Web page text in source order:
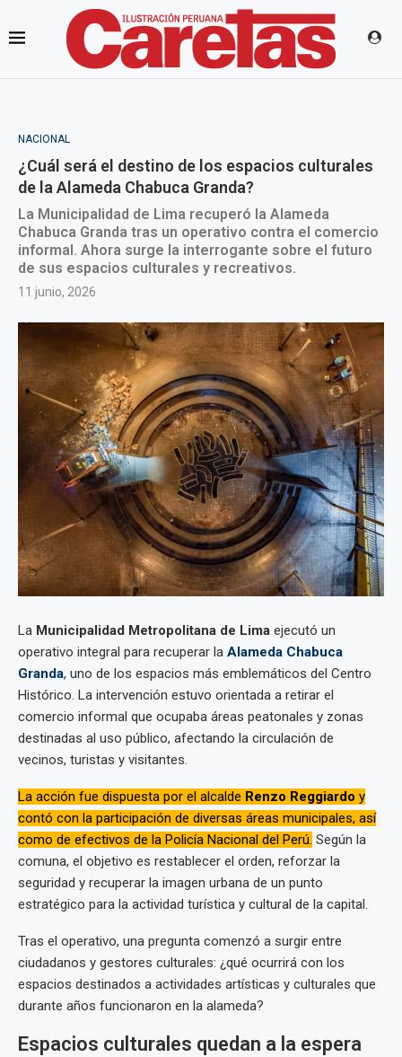
NACIONAL
¿Cuál será el destino de los espacios culturales
de la Alameda Chabuca Granda?
La Municipalidad de Lima recuperó la Alameda
Chabuca Granda tras un operativo contra el comercio
informal. Ahora surge la interrogante sobre el futuro
de sus espacios culturales y recreativos.
11 junio, 2026
La Municipalidad Metropolitana de Lima ejecutó un
operativo integral para recuperar la Alameda Chabuca
Granda, uno de los espacios más emblemáticos del Centro
Histórico. La intervención estuvo orientada a retirar el
comercio informal que ocupaba áreas peatonales y zonas
destinadas al uso público, afectando la circulación de
vecinos, turistas y visitantes.
La acción fue dispuesta por el alcalde Renzo Reggiardo y
contó con la participación de diversas áreas municipales, así
como de efectivos de la Policía Nacional del Perú. Según la
comuna, el objetivo es restablecer el orden, reforzar la
seguridad y recuperar la imagen urbana de un punto
estratégico para la actividad turística y cultural de la capital.
Tras el operativo, una pregunta comenzó a surgir entre
ciudadanos y gestores culturales: ¿qué ocurrirá con los
espacios destinados a actividades artísticas y culturales que
durante años funcionaron en la alameda?
Espacios culturales quedan a la espera